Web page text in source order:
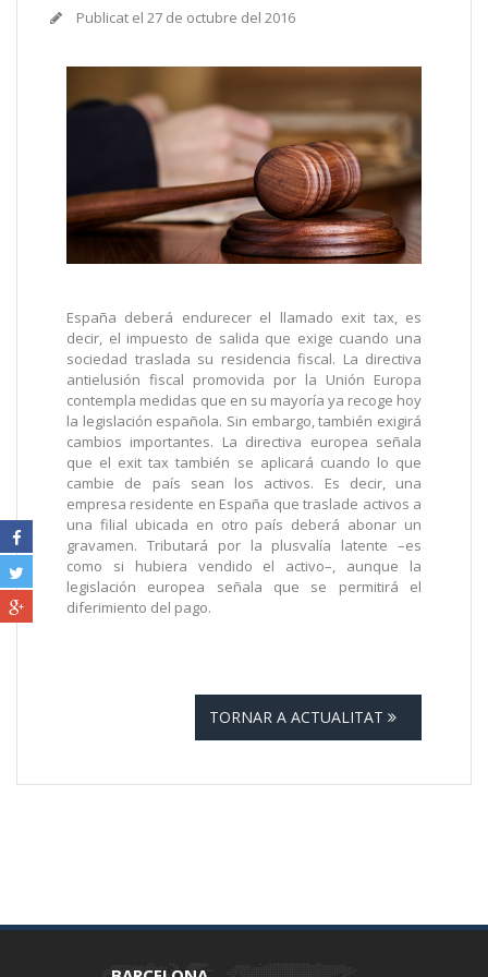
Publicat el 27 de octubre del 2016
España deberá endurecer el llamado exit tax, es
decir, el impuesto de salida que exige cuando una
sociedad traslada su residencia fiscal. La directiva
antielusión fiscal promovida por la Unión Europa
contempla medidas que en su mayoría ya recoge hoy
la legislación española. Sin embargo, también exigirá
cambios importantes. La directiva europea señala
que el exit tax también se aplicará cuando lo que
cambie de país sean los activos. Es decir, una
empresa residente en España que traslade activos a
una filial ubicada en otro país deberá abonar un
gravamen. Tributará por la plusvalía latente –es
como si hubiera vendido el activo–, aunque la
legislación europea señala que se permitirá el
diferimiento del pago.
TORNAR A ACTUALITAT